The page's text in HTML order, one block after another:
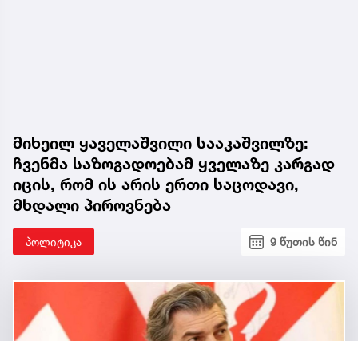
მიხეილ ყაველაშვილი სააკაშვილზე:
ჩვენმა საზოგადოებამ ყველაზე კარგად
იცის, რომ ის არის ერთი საცოდავი,
მხდალი პიროვნება
პოლიტიკა 9 წუთის წინ